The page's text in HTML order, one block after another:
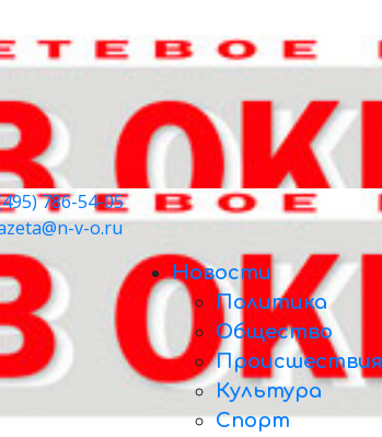
786-54-05
v-o.ru
Новости
Политика
Общество
Происшествия
Культура
Спорт